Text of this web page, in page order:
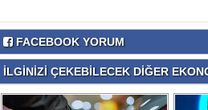
FACEBOOK YORUM
İLGİNİZİ ÇEKEBİLECEK DİĞER